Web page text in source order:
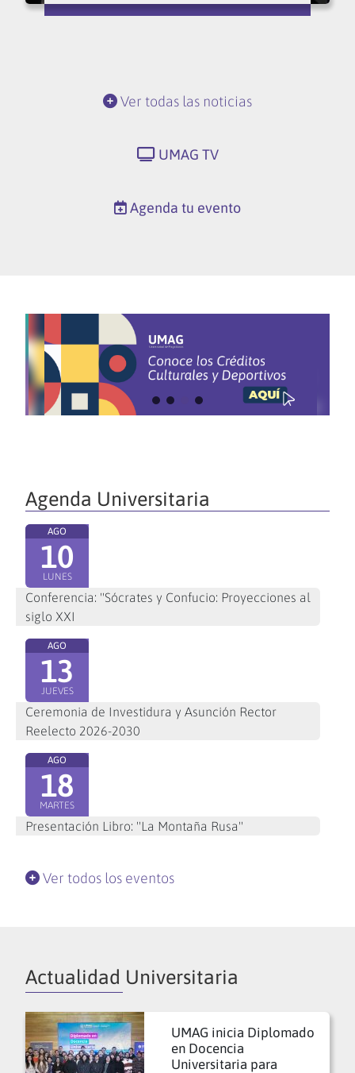
Ver todas las noticias
UMAG TV
Agenda tu evento
Agenda Universitaria
AGO
10
LUNES
Conferencia: "Sócrates y Confucio: Proyecciones al
siglo XXI
AGO
13
JUEVES
Ceremonia de Investidura y Asunción Rector
Reelecto 2026-2030
AGO
18
MARTES
Presentación Libro: "La Montaña Rusa"
Ver todos los eventos
Actualidad Universitaria
UMAG inicia Diplomado
en Docencia
Universitaria para